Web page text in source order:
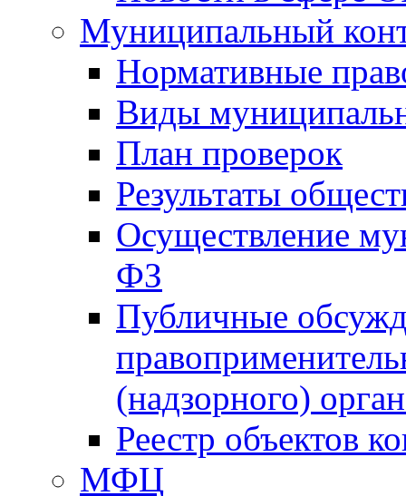
Муниципальный
Нормативные
Виды
План проверок
Результаты
Осуществление
ФЗ
Публичные
(надзорного)
Реестр объектов
МФЦ